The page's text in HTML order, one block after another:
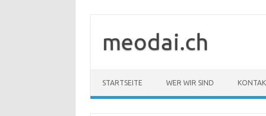
meodai.ch
STARTSEITE WER WIR SIND